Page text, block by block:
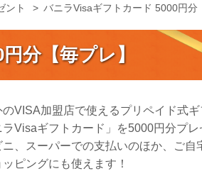
ント バニラVisaギフトカード 5000円分
分【毎プレ】
のVISA加盟店で使えるプリペイド式ギ
ラVisaギフトカード」を5000円分プレ
ニ、スーパーでの支払いのほか、ご自
ピングにも使えます！